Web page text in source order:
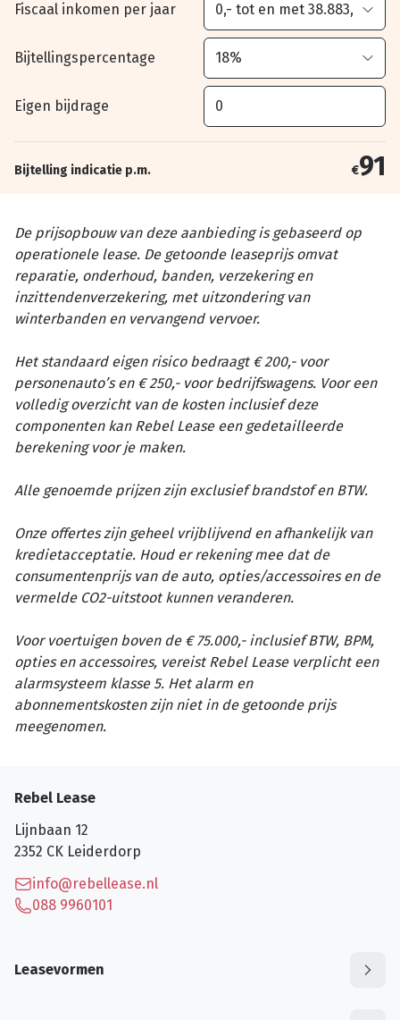
Fiscaal inkomen per jaar
Bijtellingspercentage
Eigen bijdrage
Bijtelling indicatie p.m. €91
De prijsopbouw van deze aanbieding is gebaseerd op
operationele lease. De getoonde leaseprijs omvat
reparatie, onderhoud, banden, verzekering en
inzittendenverzekering, met uitzondering van
winterbanden en vervangend vervoer.
Het standaard eigen risico bedraagt € 200,- voor
personenauto’s en € 250,- voor bedrijfswagens. Voor een
volledig overzicht van de kosten inclusief deze
componenten kan Rebel Lease een gedetailleerde
berekening voor je maken.
Alle genoemde prijzen zijn exclusief brandstof en BTW.
Onze offertes zijn geheel vrijblijvend en afhankelijk van
kredietacceptatie. Houd er rekening mee dat de
consumentenprijs van de auto, opties/accessoires en de
vermelde CO2-uitstoot kunnen veranderen.
Voor voertuigen boven de € 75.000,- inclusief BTW, BPM,
opties en accessoires, vereist Rebel Lease verplicht een
alarmsysteem klasse 5. Het alarm en
abonnementskosten zijn niet in de getoonde prijs
meegenomen.
Rebel Lease
Lijnbaan 12
2352 CK Leiderdorp
info@rebellease.nl
088 9960101
Leasevormen